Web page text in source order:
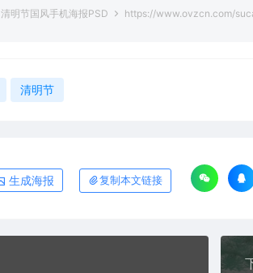
清明节国风手机海报PSD https://www.ovzcn.com/
清明节
生成海报 复制本文链接